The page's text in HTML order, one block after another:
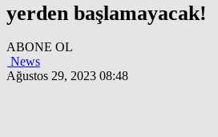
yerden başlamayacak!
ABONE OL
News
Ağustos 29, 2023 08:48